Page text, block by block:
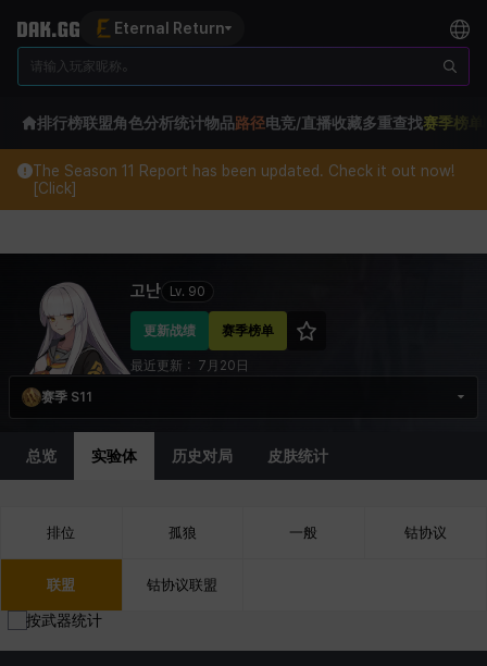
Eternal Return
排行榜联盟角色分析统计物品路径电竞/直播收藏多重查找赛季榜单
The Season 11 Report has been updated. Check it out now!
[Click]
고난
Lv. 90
更新战绩 赛季榜单
最近更新： 7月20日
赛季 S11
总览 实验体 历史对局 皮肤统计
排位 孤狼 一般 钴协议
联盟 钴协议联盟
按武器统计